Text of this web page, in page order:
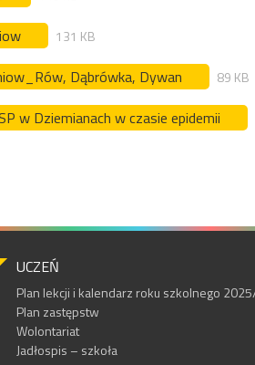
131 KB
Dąbrówka, Dywan 89 KB
w Dziemianach w czasie epidemii
UCZEŃ
Plan lekcji i kalendarz roku szkolnego
Plan zastępstw
Wolontariat
Jadłospis – szkoła